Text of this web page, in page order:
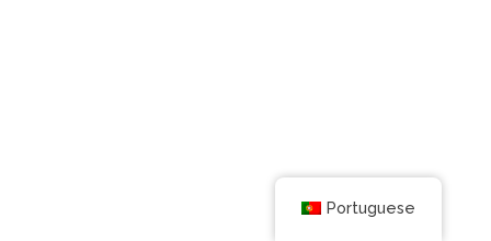
Portuguese